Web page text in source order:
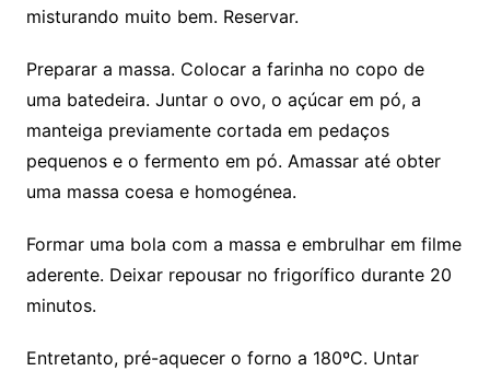
misturando muito bem. Reservar.
Preparar a massa. Colocar a farinha no copo de
uma batedeira. Juntar o ovo, o açúcar em pó, a
manteiga previamente cortada em pedaços
pequenos e o fermento em pó. Amassar até obter
uma massa coesa e homogénea.
Formar uma bola com a massa e embrulhar em filme
aderente. Deixar repousar no frigorífico durante 20
minutos.
Entretanto, pré-aquecer o forno a 180ºC. Untar